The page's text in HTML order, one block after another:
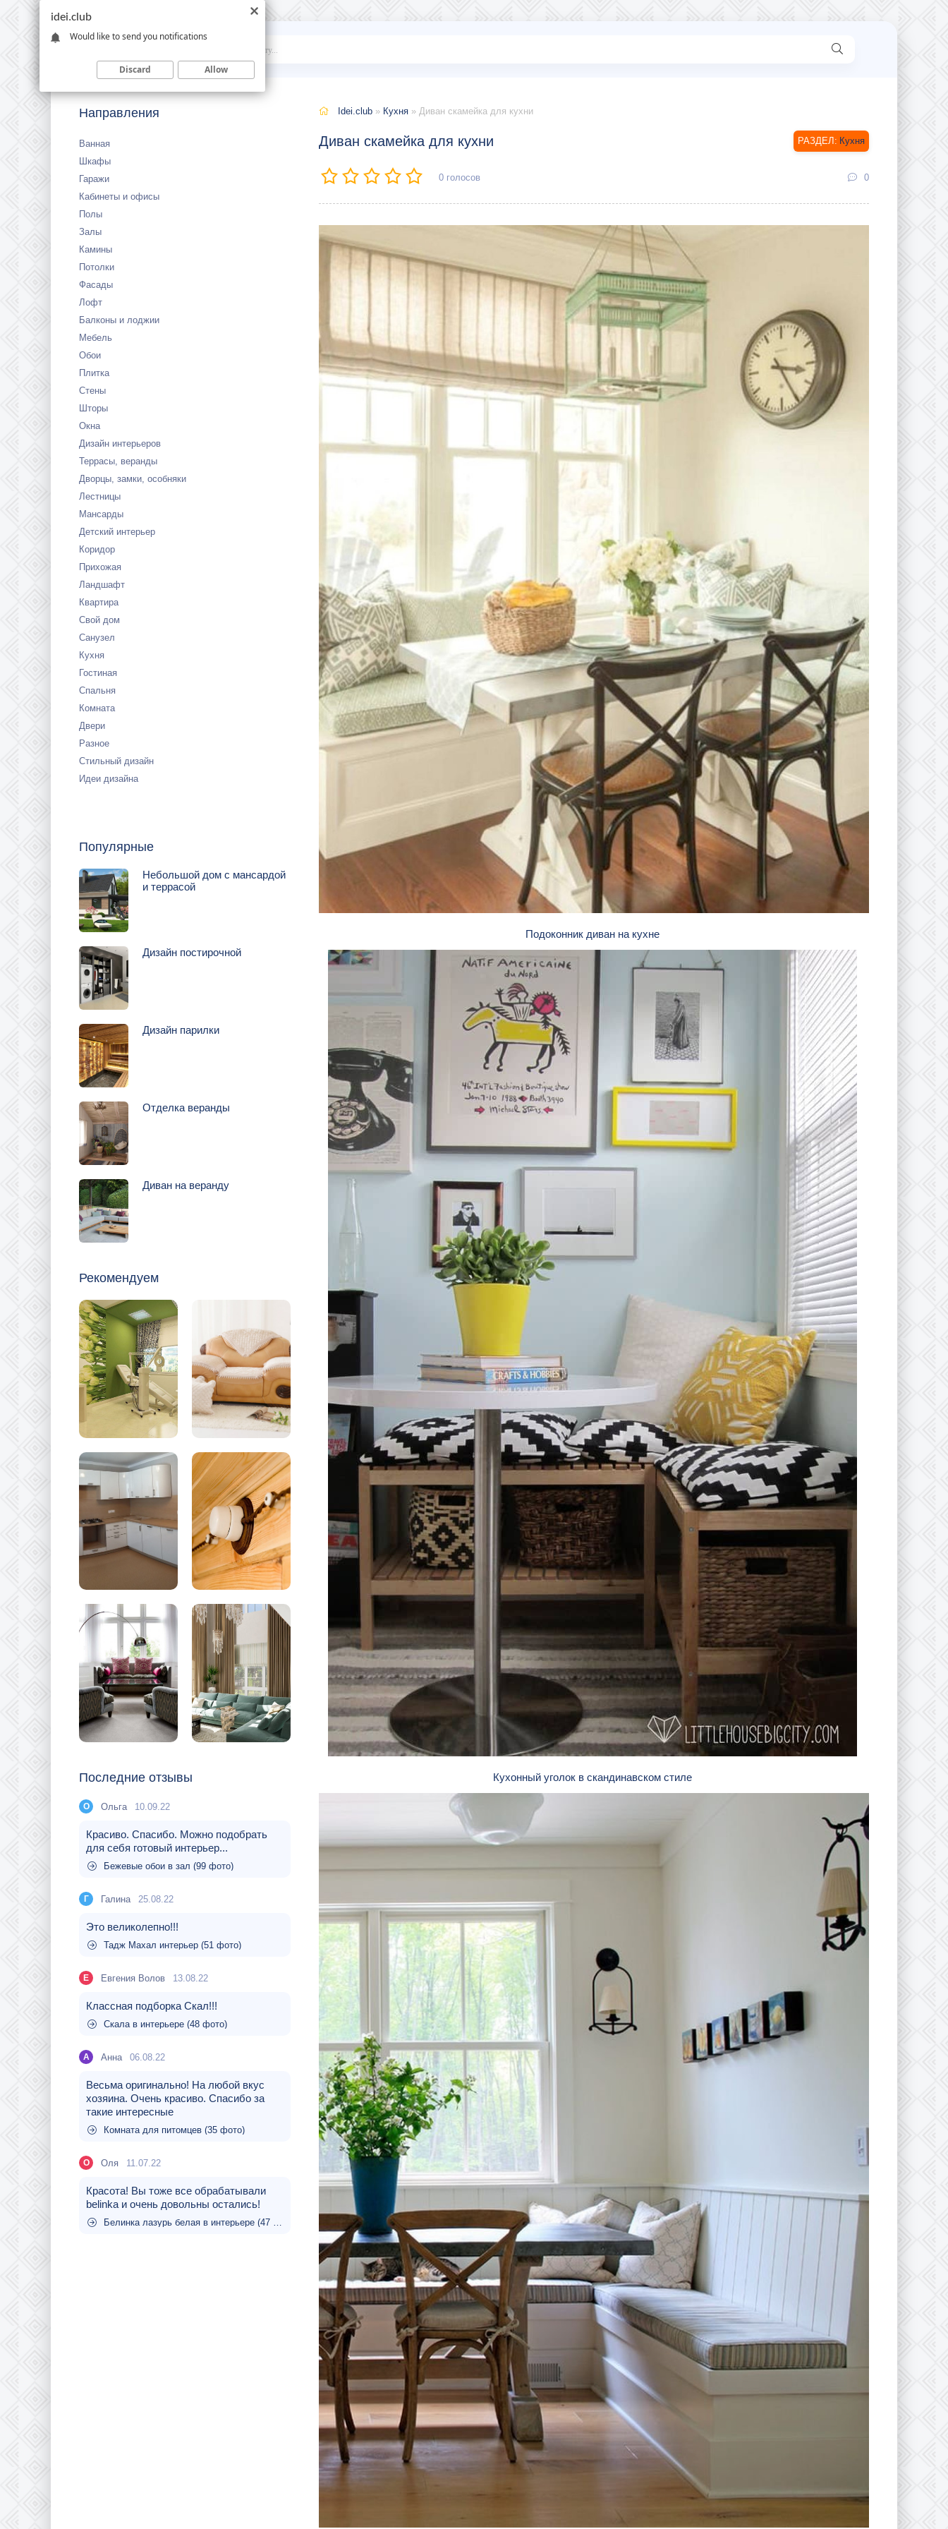
Idei
Направления
Ванная
Шкафы
Гаражи
Кабинеты и офисы
Полы
Залы
Камины
Потолки
Фасады
Лофт
Балконы и лоджии
Мебель
Обои
Плитка
Стены
Шторы
Окна
Дизайн интерьеров
Террасы, веранды
Дворцы, замки, особняки
Лестницы
Мансарды
Детский интерьер
Коридор
Прихожая
Ландшафт
Квартира
Свой дом
Санузел
Кухня
Гостиная
Спальня
Комната
Двери
Разное
Стильный дизайн
Идеи дизайна
Популярные
Небольшой дом с мансардой
и террасой
Дизайн постирочной
Дизайн парилки
Отделка веранды
Диван на веранду
Рекомендуем
Последние отзывы
О Ольга 10.09.22
Красиво. Спасибо. Можно подобрать
для себя готовый интерьер...
Бежевые обои в зал (99 фото)
Г Галина 25.08.22
Это великолепно!!!
Тадж Махал интерьер (51 фото)
Е Евгения Волов 13.08.22
Классная подборка Скал!!!
Скала в интерьере (48 фото)
A Aнна 06.08.22
Весьма оригинально! На любой вкус
хозяина. Очень красиво. Спасибо за
такие интересные
Комната для питомцев (35 фото)
О Оля 11.07.22
Красота! Вы тоже все обрабатывали
belinka и очень довольны остались!
Белинка лазурь белая в интерьере (47 фото)
Idei.club » Кухня » Диван скамейка для кухни
Диван скамейка для кухни Кухня
0 голосов 0
Подоконник диван на кухне
Кухонный уголок в скандинавском стиле
idei.club
Would like to send you notifications
Discard Allow